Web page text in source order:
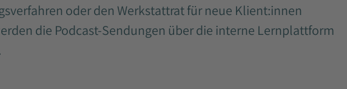
oder den Werkstattrat für neue Klient:innen
die Podcast-Sendungen über die interne Lernplattform